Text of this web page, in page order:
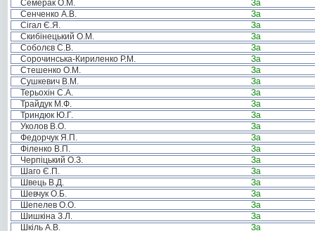
Семерак О.М.
За
Сенченко А.В.
За
Сігал Є.Я.
За
Скибінецький О.М.
За
Соболєв С.В.
За
Сорочинська-Кириленко Р.М.
За
Стешенко О.М.
За
Сушкевич В.М.
За
Терьохін С.А.
За
Трайдук М.Ф.
За
Триндюк Ю.Г.
За
Уколов В.О.
За
Федорчук Я.П.
За
Філенко В.П.
За
Черпіцький О.З.
За
Шаго Є.П.
За
Швець В.Д.
За
Шевчук О.Б.
За
Шепелев О.О.
За
Шишкіна З.Л.
За
Шкіль А.В.
За